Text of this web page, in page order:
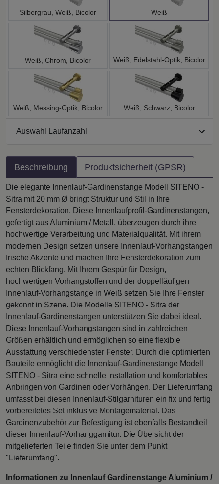
Silbergrau, Weiß, Bicolor Weiß
Weiß, Chrom, Bicolor Weiß, Edelstahl-Optik, Bicolor
Weiß, Messing-Optik, Bicolor Weiß, Schwarz, Bicolor
Auswahl Laufanzahl
Beschreibung Produktsicherheit (GPSR)
Die elegante Innenlauf-Gardinenstange Modell SITENO -
Sitra mit 20 mm Ø bringt Struktur und Stil in Ihre
Fensterdekoration. Diese Innenlaufprofil-Gardinenstangen,
gefertigt aus Aluminium / Metall, überzeugen durch ihre
hochwertige Verarbeitung und Materialqualität. Mit ihrem
modernen Design setzen unsere Innenlauf-Vorhangstangen
frische Akzente und machen Ihre Fensterdekoration zum
echten Blickfang. Mit Ihrem Gespür für Design,
hochwertigen Vorhangstoffen und der doppelläufigen
Innenlauf-Vorhangstange in Weiß setzen Sie Ihre Fenster
gekonnt in Szene. Die Modelle SITENO - Sitra der
Innenlauf-Gardinenstangen unterstützen Sie dabei ideal.
Diese Innenlauf-Vorhangstangen sind in zahlreichen
Größen erhältlich und ermöglichen so eine flexible
Ausstattung verschiedenster Fenster. Durch die optimierten
Bauteile ermöglicht die Innenlauf-Gardinenstange Modell
SITENO - Sitra eine schnelle Installation und komfortables
Anbringen von Gardinen oder Vorhängen. Der Lieferumfang
umfasst bei diesen Innenlauf-Stilgarnituren ein fix und fertig
vorbereitetes Set inklusive Montagematerial. Das
Gardinenzubehör zur Befestigung ist ebenfalls Bestandteil
dieser Innenlauf-Vorhanggarnitur. Die Übersicht der
mitgelieferten Teile finden Sie unter dem Punkt
"Lieferumfang".
Informationen zu Innenlauf Gardinenstange Aluminium /